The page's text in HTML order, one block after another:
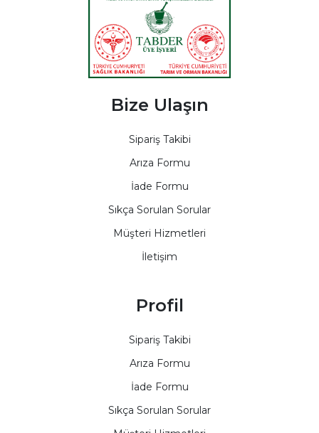
Bize Ulaşın
Sipariş Takibi
Arıza Formu
İade Formu
Sıkça Sorulan Sorular
Müşteri Hizmetleri
İletişim
Profil
Sipariş Takibi
Arıza Formu
İade Formu
Sıkça Sorulan Sorular